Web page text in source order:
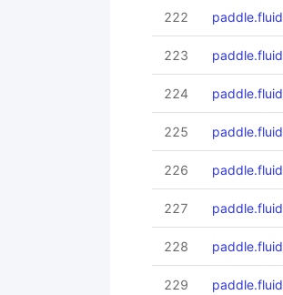
222
223
224
225
226
227
228
229